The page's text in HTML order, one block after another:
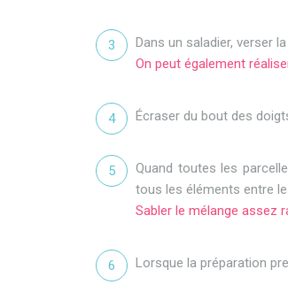
Dans un saladier, verser
On peut également
Écraser du bout des
Quand toutes les
tous les éléments entre
Sabler le mélange assez
Lorsque la préparation